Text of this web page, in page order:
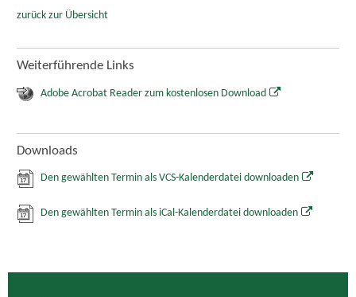
zurück zur Übersicht
Weiterführende Links
Adobe Acrobat Reader zum kostenlosen Download
Downloads
Den gewählten Termin als VCS-Kalenderdatei downloaden
Den gewählten Termin als iCal-Kalenderdatei downloaden